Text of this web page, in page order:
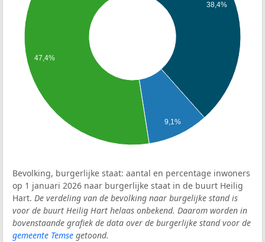
38,4%
9,1%
47,4%
Bevolking, burgerlijke staat: aantal en percentage inwoners
op 1 januari 2026 naar burgerlijke staat in de buurt Heilig
Hart. De verdeling van de bevolking naar burgelijke stand is
voor de buurt Heilig Hart helaas onbekend. Daarom worden in
bovenstaande grafiek de data over de burgerlijke stand voor de
gemeente Temse getoond.